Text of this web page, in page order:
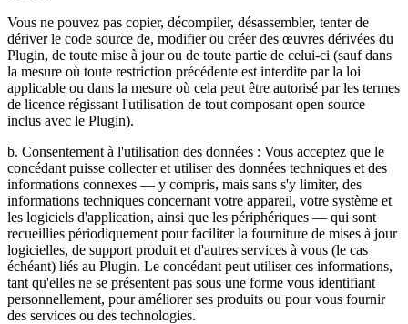
Vous ne pouvez pas copier, décompiler, désassembler, tenter de
dériver le code source de, modifier ou créer des œuvres dérivées du
Plugin, de toute mise à jour ou de toute partie de celui-ci (sauf dans
la mesure où toute restriction précédente est interdite par la loi
applicable ou dans la mesure où cela peut être autorisé par les termes
de licence régissant l'utilisation de tout composant open source
inclus avec le Plugin).
b. Consentement à l'utilisation des données : Vous acceptez que le
concédant puisse collecter et utiliser des données techniques et des
informations connexes — y compris, mais sans s'y limiter, des
informations techniques concernant votre appareil, votre système et
les logiciels d'application, ainsi que les périphériques — qui sont
recueillies périodiquement pour faciliter la fourniture de mises à jour
logicielles, de support produit et d'autres services à vous (le cas
échéant) liés au Plugin. Le concédant peut utiliser ces informations,
tant qu'elles ne se présentent pas sous une forme vous identifiant
personnellement, pour améliorer ses produits ou pour vous fournir
des services ou des technologies.